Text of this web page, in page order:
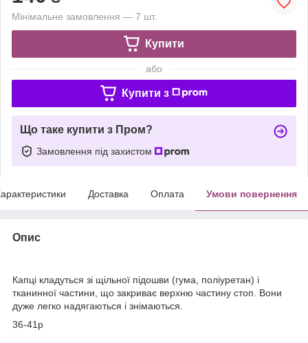
Мінімальне замовлення — 7 шт.
Купити
або
Купити з
Що таке купити з Пром?
Замовлення під захистом
Доставка Оплата Умови повернення
Опис
Капці кладуться зі щільної підошви (гума, поліуретан) і
тканинної частини, що закриває верхню частину стоп. Вони
дуже легко надягаються і знімаються.
36-41р